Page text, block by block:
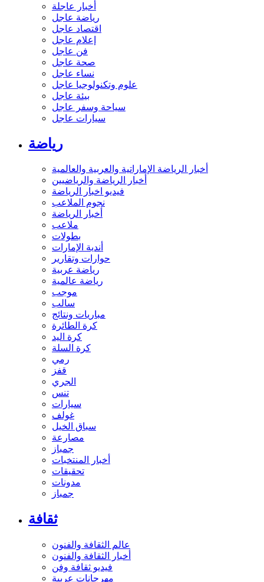
أخبار عاجلة
رياضة عاجل
اقتصاد عاجل
إعلام عاجل
فن عاجل
صحة عاجل
نساء عاجل
علوم وتكنولوجيا عاجل
بيئة عاجل
سياحة وسفر عاجل
سيارات عاجل
رياضة
أخبار الرياضة الإماراتية والعربية والعالمية
أخبار الرياضة والرياضيين
فيديو اخبار الرياضة
نجوم الملاعب
أخبار الرياضة
ملاعب
بطولات
أندية الإمارات
حوارات وتقارير
رياضة عربية
رياضة عالمية
موجب
سالب
مباريات ونتائج
كرة الطائرة
كرة اليد
كرة السلة
رمي
قفز
الجري
تنس
سيارات
غولف
سباق الخيل
مصارعة
جمباز
أخبار المنتخبات
تحقيقات
مدونات
جمباز
ثقافة
عالم الثقافة والفنون
أخبار الثقافة والفنون
فيديو ثقافة وفن
مهرجانات عربية